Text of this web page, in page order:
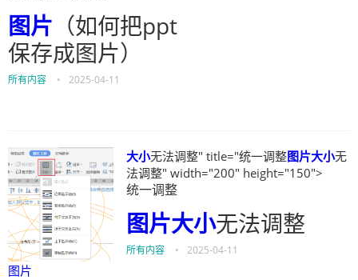
图片 （如何把ppt
保存成图片）
所有内容 • 2025-04-11
图片
大小无法调整" title="统一调整图片大小无
法调整" width="200" height="150">
统一调整
图片大小无法调整
所有内容 • 2025-04-11